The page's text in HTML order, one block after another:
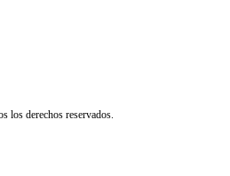
los derechos reservados.